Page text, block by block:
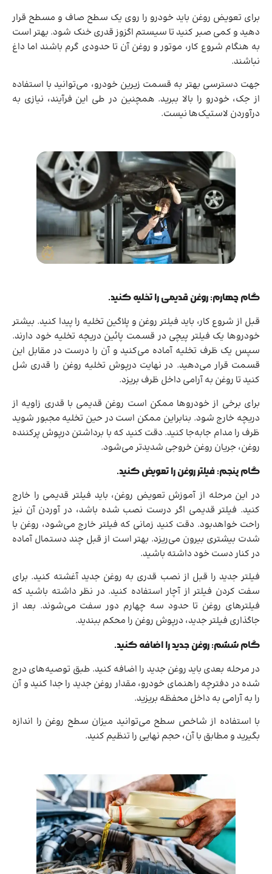
برای تعویض روغن باید خودرو را روی یک سطح صاف و مسطح قرار
دهید و کمی صبر کنید تا سیستم اگزوز قدری خنک شود. بهتر است
به هنگام شروع کار، موتور و روغن آن تا حدودی گرم باشند اما داغ
نباشند.
جهت دسترسی بهتر به قسمت زیرین خودرو، می‌توانید با استفاده
از جک، خودرو را بالا ببرید. همچنین در طی این فرآیند، نیازی به
درآوردن لاستیک‌ها نیست.
گام چهارم: روغن قدیمی را تخلیه کنید.
قبل از شروع کار، باید فیلتر روغن و پلاگین تخلیه را پیدا کنید. بیشتر
خودروها یک فیلتر پیچی در قسمت پائین دریچه تخلیه خود دارند.
سپس یک ظرف تخلیه آماده می‌کنید و آن را درست در مقابل این
قسمت قرار می‌دهید. در نهایت درپوش تخلیه روغن را قدری شل
کنید تا روغن به آرامی داخل ظرف بریزد.
برای برخی از خودروها ممکن است روغن قدیمی با قدری زاویه از
دریچه خارج شود. بنابراین ممکن است در حین تخلیه مجبور شوید
ظرف را مدام جابه‌جا کنید. دقت کنید که با برداشتن درپوش پرکننده
روغن، جریان روغن خروجی شدیدتر می‌شود.
گام پنجم: فیلتر روغن را تعویض کنید.
در این مرحله از آموزش تعویض روغن، باید فیلتر قدیمی را خارج
کنید. فیلتر قدیمی اگر درست نصب شده باشد، در آوردن آن نیز
راحت خواهدبود. دقت کنید زمانی که فیلتر خارج می‌شود، روغن با
شدت بیشتری بیرون می‌ریزد. بهتر است از قبل چند دستمال آماده
در کنار دست خود داشته باشید.
فیلتر جدید را قبل از نصب قدری به روغن جدید آغشته کنید. برای
سفت کردن فیلتر از آچار استفاده کنید. در نظر داشته باشید که
فیلترهای روغن تا حدود سه چهارم دور سفت می‌شوند. بعد از
جاگذاری فیلتر جدید، درپوش روغن را محکم ببندید.
گام ششم: روغن جدید را اضافه کنید.
در مرحله بعدی باید روغن جدید را اضافه کنید. طبق توصیه‌های درج
شده در دفترچه راهنمای خودرو، مقدار روغن جدید را جدا کنید و آن
را به آرامی به داخل محفظه بریزید.
با استفاده از شاخص سطح می‌توانید میزان سطح روغن را اندازه
بگیرید و مطابق با آن، حجم نهایی را تنظیم کنید.